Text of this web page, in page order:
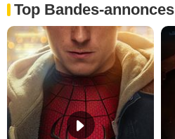
Top Bandes-annonces